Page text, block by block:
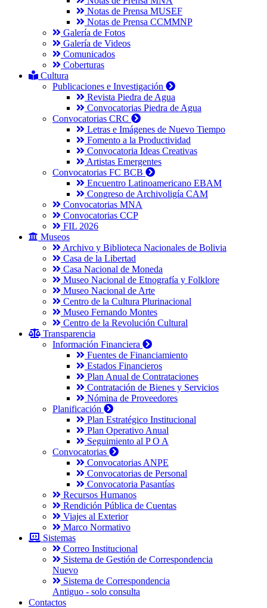
Notas de Prensa MUSEF
Notas de Prensa CCMMNP
Galería de Fotos
Galería de Videos
Comunicados
Coberturas
Cultura
Publicaciones e Investigación
Revista Piedra de Agua
Convocatorias Piedra de Agua
Convocatorias CRC
Letras e Imágenes de Nuevo Tiempo
Fomento a la Productividad
Convocatoria Ideas Creativas
Artistas Emergentes
Convocatorias FC BCB
Encuentro Latinoamericano EBAM
Congreso de Archivoligía CAM
Convocatorias MNA
Convocatorias CCP
FIL 2026
Museos
Archivo y Biblioteca Nacionales de Bolivia
Casa de la Libertad
Casa Nacional de Moneda
Museo Nacional de Etnografía y Folklore
Museo Nacional de Arte
Centro de la Cultura Plurinacional
Museo Fernando Montes
Centro de la Revolución Cultural
Transparencia
Información Financiera
Fuentes de Financiamiento
Estados Financieros
Plan Anual de Contrataciones
Contratación de Bienes y Servicios
Nómina de Proveedores
Planificación
Plan Estratégico Institucional
Plan Operativo Anual
Seguimiento al P O A
Convocatorias
Convocatorias ANPE
Convocatorias de Personal
Convocatoria Pasantías
Recursos Humanos
Rendición Pública de Cuentas
Viajes al Exterior
Marco Normativo
Sistemas
Correo Institucional
Sistema de Gestión de Correspondencia
Nuevo
Sistema de Correspondencia
Antiguo - solo consulta
Contactos